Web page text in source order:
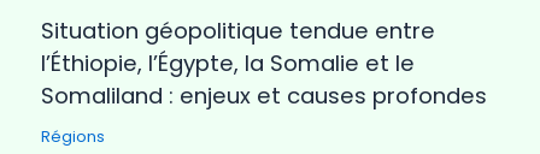
Situation géopolitique tendue entre
l’Éthiopie, l’Égypte, la Somalie et le
Somaliland : enjeux et causes profondes
Régions